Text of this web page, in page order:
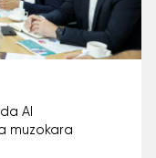
AI
muzokara